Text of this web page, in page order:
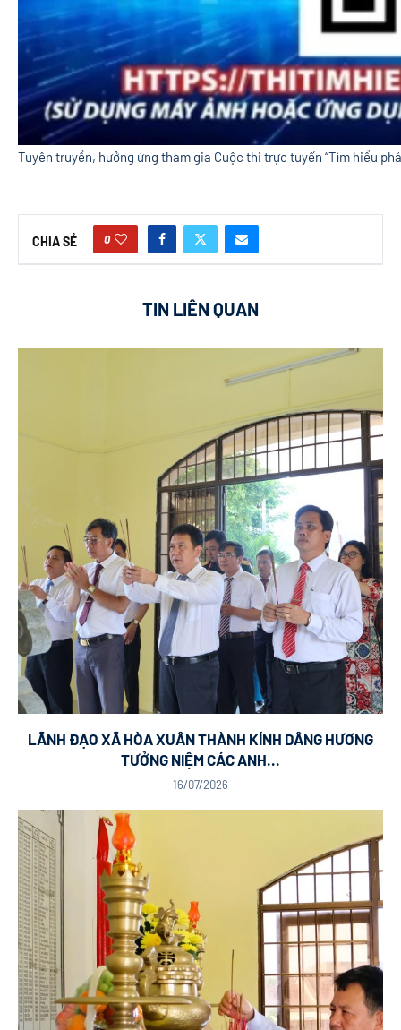
Tuyên truyền, hưởng ứng tham gia Cuộc thi trực tuyến “Tìm hiểu
CHIA SẺ 0
TIN LIÊN QUAN
LÃNH ĐẠO XÃ HÒA XUÂN THÀNH KÍNH DÂNG HƯƠNG
TƯỞNG NIỆM CÁC ANH...
16/07/2026